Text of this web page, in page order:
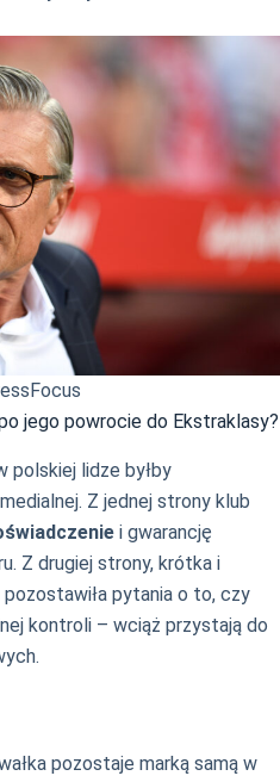
jego powrocie do Ekstraklasy?
polskiej lidze byłby
Z jednej strony klub
i gwarancję
Z drugiej strony, krótka i
pytania o to, czy
kontroli – wciąż przystają do
pozostaje marką samą w